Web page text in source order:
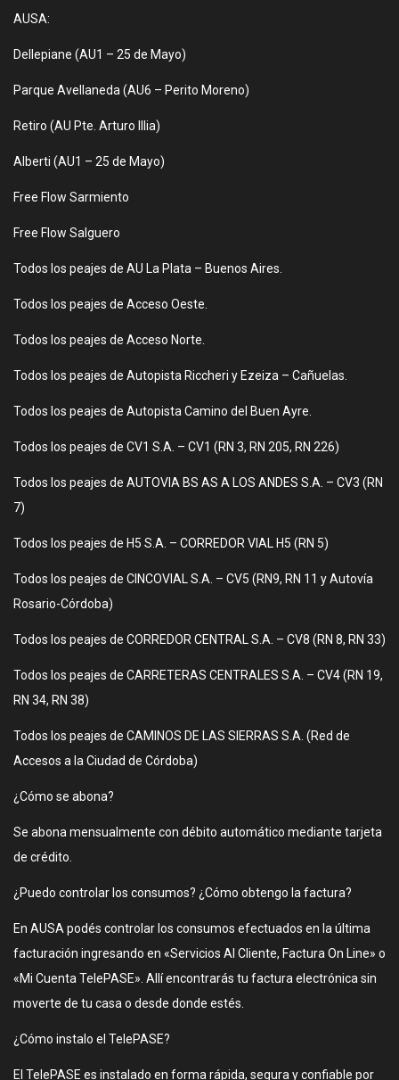
AUSA:
Dellepiane (AU1 – 25 de Mayo)
Parque Avellaneda (AU6 – Perito Moreno)
Retiro (AU Pte. Arturo Illia)
Alberti (AU1 – 25 de Mayo)
Free Flow Sarmiento
Free Flow Salguero
Todos los peajes de AU La Plata – Buenos Aires.
Todos los peajes de Acceso Oeste.
Todos los peajes de Acceso Norte.
Todos los peajes de Autopista Riccheri y Ezeiza – Cañuelas.
Todos los peajes de Autopista Camino del Buen Ayre.
Todos los peajes de CV1 S.A. – CV1 (RN 3, RN 205, RN 226)
Todos los peajes de AUTOVIA BS AS A LOS ANDES S.A. – CV3 (RN
7)
Todos los peajes de H5 S.A. – CORREDOR VIAL H5 (RN 5)
Todos los peajes de CINCOVIAL S.A. – CV5 (RN9, RN 11 y Autovía
Rosario-Córdoba)
Todos los peajes de CORREDOR CENTRAL S.A. – CV8 (RN 8, RN 33)
Todos los peajes de CARRETERAS CENTRALES S.A. – CV4 (RN 19,
RN 34, RN 38)
Todos los peajes de CAMINOS DE LAS SIERRAS S.A. (Red de
Accesos a la Ciudad de Córdoba)
¿Cómo se abona?
Se abona mensualmente con débito automático mediante tarjeta
de crédito.
¿Puedo controlar los consumos? ¿Cómo obtengo la factura?
En AUSA podés controlar los consumos efectuados en la última
facturación ingresando en «Servicios Al Cliente, Factura On Line» o
«Mi Cuenta TelePASE». Allí encontrarás tu factura electrónica sin
moverte de tu casa o desde donde estés.
¿Cómo instalo el TelePASE?
El TelePASE es instalado en forma rápida, segura y confiable por